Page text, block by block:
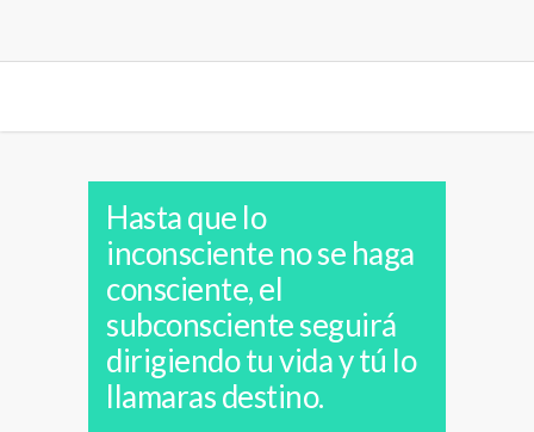
Hasta que lo
inconsciente no se haga
consciente, el
subconsciente seguirá
dirigiendo tu vida y tú lo
llamaras destino.